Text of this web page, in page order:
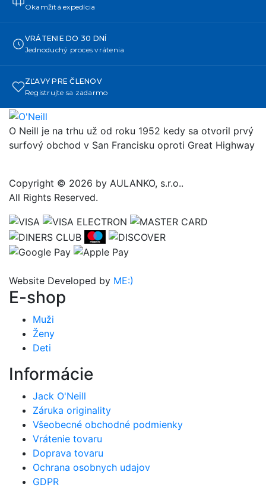
Okamžitá expedícia
VRÁTENIE DO 30 DNÍ
Jednoduchý proces vrátenia
ZĽAVY PRE ČLENOV
Registrujte sa zadarmo
O Neill je na trhu už od roku 1952 kedy sa otvoril prvý
surfový obchod v San Francisku oproti Great Highway
Copyright © 2026 by AULANKO, s.r.o..
All Rights Reserved.
Website Developed by ME:)
E-shop
Muži
Ženy
Deti
Informácie
Jack O'Neill
Záruka originality
Všeobecné obchodné podmienky
Vrátenie tovaru
Doprava tovaru
Ochrana osobnych udajov
GDPR